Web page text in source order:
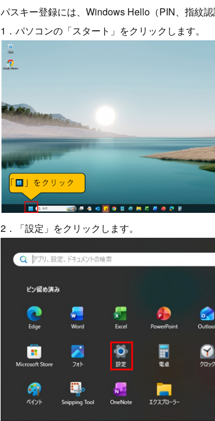
パスキー登録には、Windows Hello（PIN、指紋認
1．パソコンの「スタート」をクリックします。
2．「設定」をクリックします。